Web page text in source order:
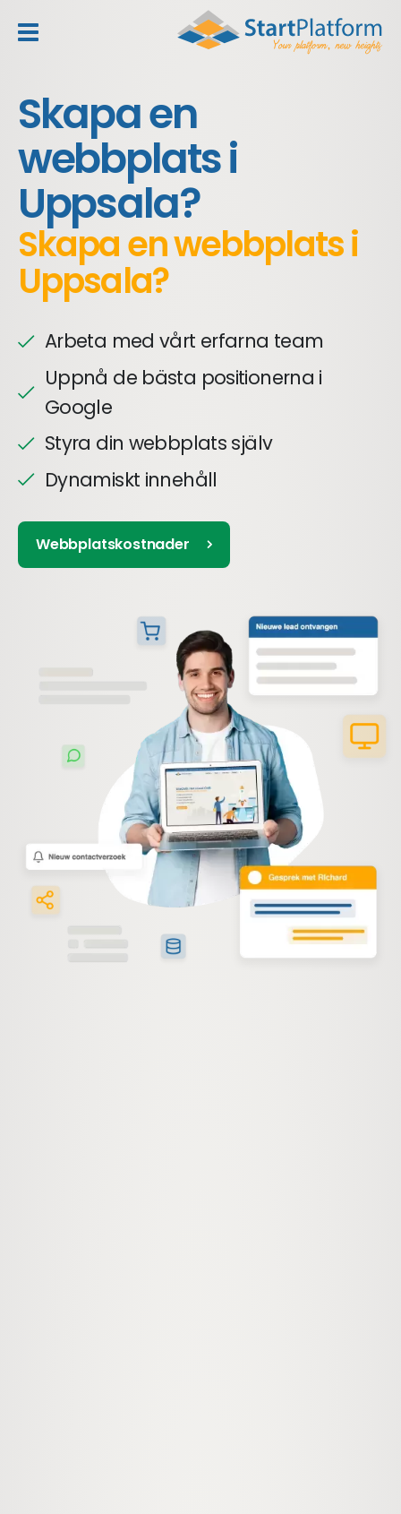
Skapa en
webbplats i
Uppsala?
Skapa en webbplats i
Uppsala?
Arbeta med vårt erfarna team
Uppnå de bästa positionerna i
Google
Styra din webbplats själv
Dynamiskt innehåll
Webbplatskostnader
header_toggle_navigation